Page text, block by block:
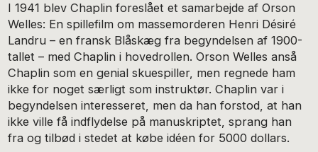
I 1941 blev Chaplin foreslået et samarbejde af Orson
Welles: En spillefilm om massemorderen Henri Désiré
Landru – en fransk Blåskæg fra begyndelsen af 1900-
tallet – med Chaplin i hovedrollen. Orson Welles anså
Chaplin som en genial skuespiller, men regnede ham
ikke for noget særligt som instruktør. Chaplin var i
begyndelsen interesseret, men da han forstod, at han
ikke ville få indflydelse på manuskriptet, sprang han
fra og tilbød i stedet at købe idéen for 5000 dollars.